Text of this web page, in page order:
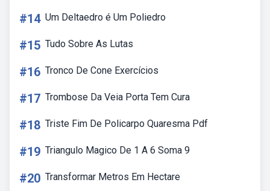
#14 Um Deltaedro é Um Poliedro
#15 Tudo Sobre As Lutas
#16 Tronco De Cone Exercícios
#17 Trombose Da Veia Porta Tem Cura
#18 Triste Fim De Policarpo Quaresma Pdf
#19 Triangulo Magico De 1 A 6 Soma 9
#20 Transformar Metros Em Hectare